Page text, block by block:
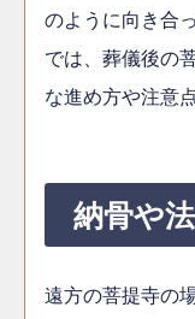
のように向き合
では、葬儀後の
な進め方や注意
納骨や
遠方の菩提寺の